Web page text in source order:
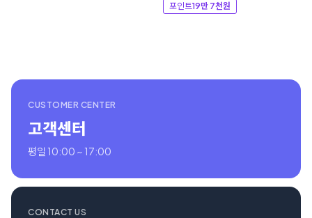
포인트19만 7천원
CUSTOMER CENTER
고객센터
평일 10:00 ~ 17:00
CONTACT US